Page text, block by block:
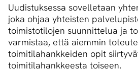
Uudistuksessa sovelletaan
joka ohjaa yhteisten
toimistotilojen suunnittelua ja
varmistaa, että aiemmin
toimitilahankkeiden opit
toimitilahankkeesta toiseen.